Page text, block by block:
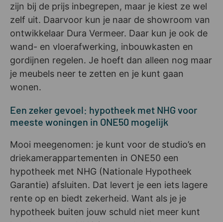
zijn bij de prijs inbegrepen, maar je kiest ze wel
zelf uit. Daarvoor kun je naar de showroom van
ontwikkelaar Dura Vermeer. Daar kun je ook de
wand- en vloerafwerking, inbouwkasten en
gordijnen regelen. Je hoeft dan alleen nog maar
je meubels neer te zetten en je kunt gaan
wonen.
Een zeker gevoel: hypotheek met NHG voor
meeste woningen in ONE50 mogelijk
Mooi meegenomen: je kunt voor de studio’s en
driekamerappartementen in ONE50 een
hypotheek met NHG (Nationale Hypotheek
Garantie) afsluiten. Dat levert je een iets lagere
rente op en biedt zekerheid. Want als je je
hypotheek buiten jouw schuld niet meer kunt